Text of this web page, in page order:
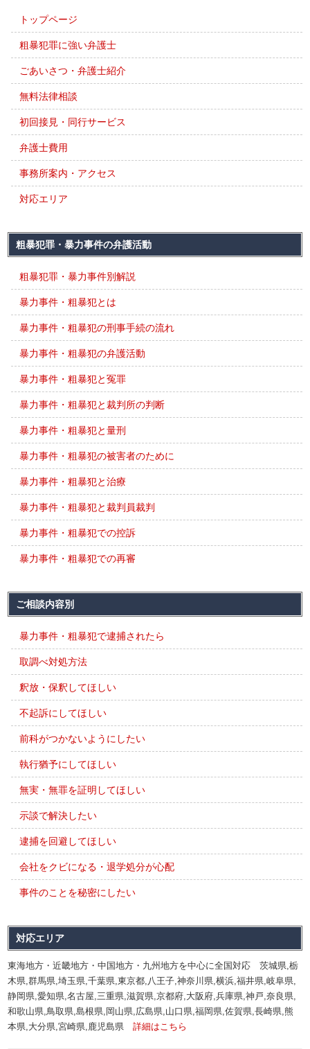
トップページ
粗暴犯罪に強い弁護士
ごあいさつ・弁護士紹介
無料法律相談
初回接見・同行サービス
弁護士費用
事務所案内・アクセス
対応エリア
粗暴犯罪・暴力事件の弁護活動
粗暴犯罪・暴力事件別解説
暴力事件・粗暴犯とは
暴力事件・粗暴犯の刑事手続の流れ
暴力事件・粗暴犯の弁護活動
暴力事件・粗暴犯と冤罪
暴力事件・粗暴犯と裁判所の判断
暴力事件・粗暴犯と量刑
暴力事件・粗暴犯の被害者のために
暴力事件・粗暴犯と治療
暴力事件・粗暴犯と裁判員裁判
暴力事件・粗暴犯での控訴
暴力事件・粗暴犯での再審
ご相談内容別
暴力事件・粗暴犯で逮捕されたら
取調べ対処方法
釈放・保釈してほしい
不起訴にしてほしい
前科がつかないようにしたい
執行猶予にしてほしい
無実・無罪を証明してほしい
示談で解決したい
逮捕を回避してほしい
会社をクビになる・退学処分が心配
事件のことを秘密にしたい
対応エリア
東海地方・近畿地方・中国地方・九州地方を中心に全国対応 茨城県,栃
木県,群馬県,埼玉県,千葉県,東京都,八王子,神奈川県,横浜,福井県,岐阜県,
静岡県,愛知県,名古屋,三重県,滋賀県,京都府,大阪府,兵庫県,神戸,奈良県,
和歌山県,鳥取県,島根県,岡山県,広島県,山口県,福岡県,佐賀県,長崎県,熊
本県,大分県,宮崎県,鹿児島県詳細はこちら